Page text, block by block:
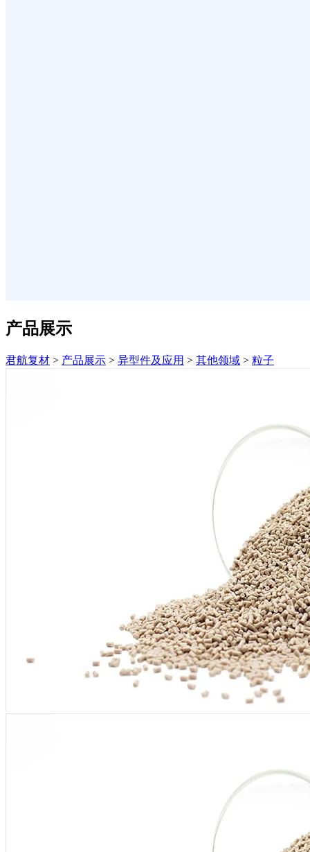
产品展示
君航复材 > 产品展示 > 异型件及应用 > 其他领域 > 粒子